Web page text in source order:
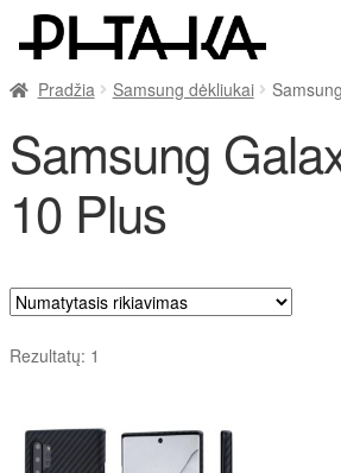
Pradžia Samsung dėkliukai
Samsung
10 Plus
Rezultatų: 1